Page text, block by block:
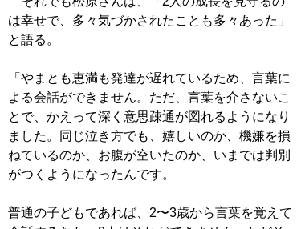
は幸せで、多々気づかされたことも多々あった」
と語る。
「やまとも恵満も発達が遅れているため、言葉に
よる会話ができません。ただ、言葉を介さないこ
とで、かえって深く意思疎通が図れるようになり
ました。同じ泣き方でも、嬉しいのか、機嫌を損
ねているのか、お腹が空いたのか、いまでは判別
がつくようになったんです。
普通の子どもであれば、2〜3歳から言葉を覚えて